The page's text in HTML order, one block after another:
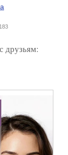
друзьям: